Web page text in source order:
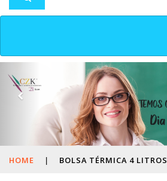
HOME | BOLSA TÉRMICA 4 LITROS